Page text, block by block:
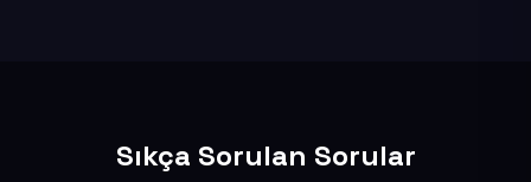
Sıkça Sorulan Sorular